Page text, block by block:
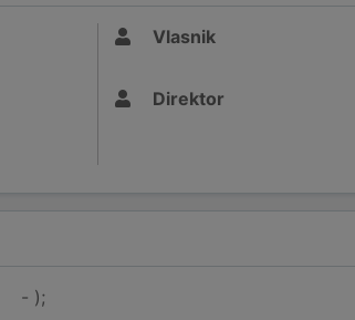
Vlasnik
Direktor
- );